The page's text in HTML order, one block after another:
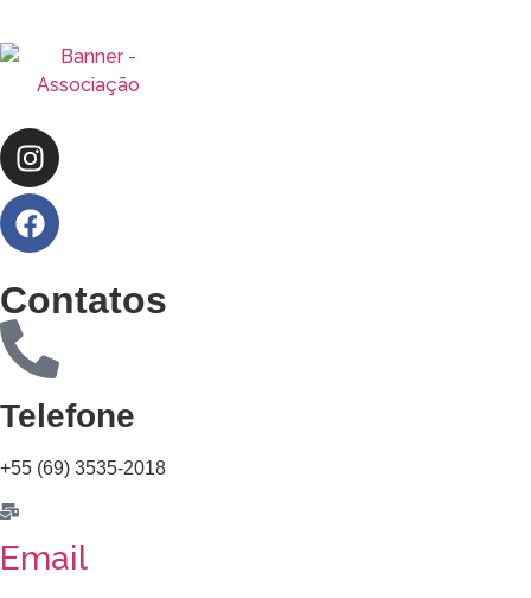
Contatos
Telefone
+55 (69) 3535-2018
Email